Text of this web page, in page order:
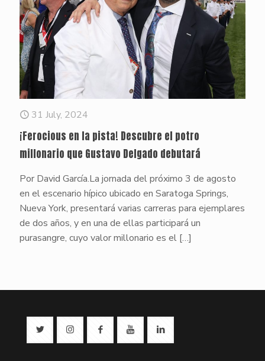
31 July, 2024
¡Ferocious en la pista! Descubre el potro
millonario que Gustavo Delgado debutará
Por David García.La jornada del próximo 3 de agosto
en el escenario hípico ubicado en Saratoga Springs,
Nueva York, presentará varias carreras para ejemplares
de dos años, y en una de ellas participará un
purasangre, cuyo valor millonario es el […]